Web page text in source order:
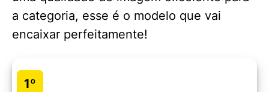
a categoria, esse é o modelo que vai
encaixar perfeitamente!
1º